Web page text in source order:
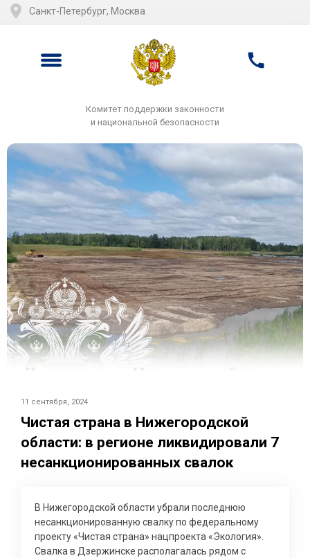
Санкт-Петербург, Москва
Комитет поддержки законности
и национальной безопасности
11 сентября, 2024
Чистая страна в Нижегородской
области: в регионе ликвидировали 7
несанкционированных свалок
В Нижегородской области убрали последнюю
несанкционированную свалку по федеральному
проекту «Чистая страна» нацпроекта «Экология».
Свалка в Дзержинске располагалась рядом с